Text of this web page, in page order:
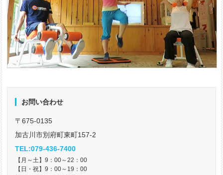
お問い合わせ
〒675-0135
加古川市別府町東町157-2
TEL:079-436-7400
【月～土】9：00～22：00
【日・祝】9：00～19：00